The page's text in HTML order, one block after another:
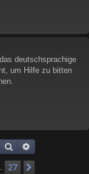
deutschsprachige
um Hilfe zu bitten
Rechercher
27